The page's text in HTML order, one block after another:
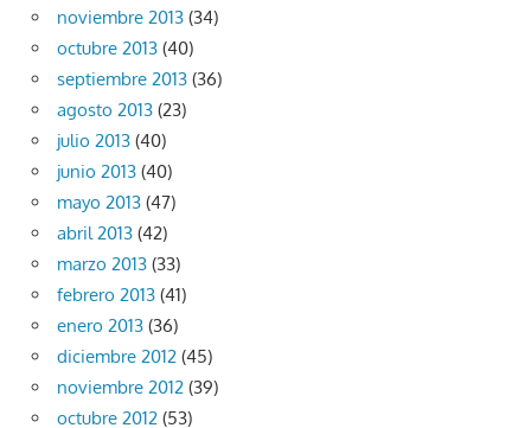
noviembre 2013 (34)
octubre 2013 (40)
septiembre 2013 (36)
agosto 2013 (23)
julio 2013 (40)
junio 2013 (40)
mayo 2013 (47)
abril 2013 (42)
marzo 2013 (33)
febrero 2013 (41)
enero 2013 (36)
diciembre 2012 (45)
noviembre 2012 (39)
octubre 2012 (53)